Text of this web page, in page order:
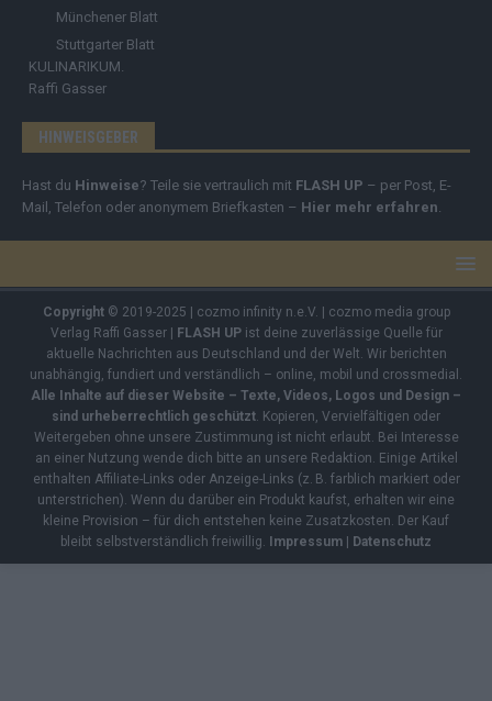
Münchener Blatt
Stuttgarter Blatt
KULINARIKUM.
Raffi Gasser
HINWEISGEBER
Hast du Hinweise? Teile sie vertraulich mit FLASH UP – per Post, E-
Mail, Telefon oder anonymem Briefkasten – Hier mehr erfahren
Copyright© 2019-2025 | cozmo infinity n.e.V. | cozmo media group
Verlag Raffi Gasser | FLASH UPist deine zuverlässige Quelle für
aktuelle Nachrichten aus Deutschland und der Welt. Wir berichten
unabhängig, fundiert und verständlich – online, mobil und crossmedial.
Alle Inhalte auf dieser Website – Texte, Videos, Logos und Design –
sind urheberrechtlich geschützt . Kopieren, Vervielfältigen oder
Weitergeben ohne unsere Zustimmung ist nicht erlaubt. Bei Interesse
an einer Nutzung wende dich bitte an unsere Redaktion. Einige Artikel
enthalten Affiliate-Links oder Anzeige-Links (z. B. farblich markiert oder
unterstrichen). Wenn du darüber ein Produkt kaufst, erhalten wir eine
kleine Provision – für dich entstehen keine Zusatzkosten. Der Kauf
bleibt selbstverständlich freiwillig. Impressum | Datenschutz